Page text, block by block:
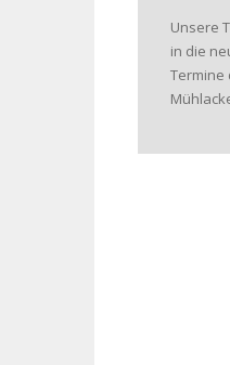
Unsere
in die
Termine